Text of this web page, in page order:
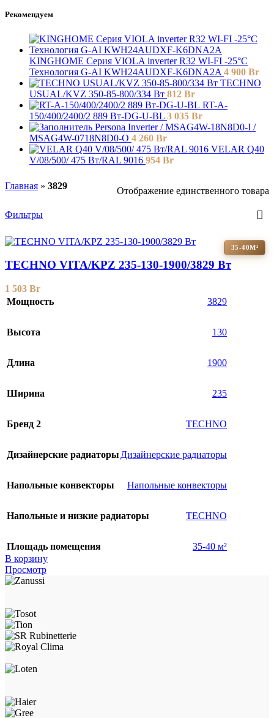
Рекомендуем
KINGHOME Серия VIOLA inverter R32 WI-FI -25°C
Технология G-AI KWH24AUDXF-K6DNA2A 4 900 Br
TECHNO
USUAL/KVZ 350-85-800/334 Вт 812 Br
RT-A-
150/400/2400/2 889 Вт-DG-U-BL 3 035 Br
Persona Inverter / MSAG4W-18N8D0-I /
MSAG4W-0718N8D0-O 4 260 Br
VELAR Q40
V/08/500/ 475 Bт/RAL 9016 954 Br
Главная » 3829 Отображение единственного товара
Фильтры
35-40М²
TECHNO VITA/KPZ 235-130-1900/3829 Вт
1 503 Br
Мощность
3829
Высота 130
Длина 1900
Ширина 235
Бренд 2 TECHNO
Дизайнерские радиаторы Дизайнерские радиаторы
Напольные конвекторы Напольные конвекторы
Напольные и низкие радиаторы TECHNO
Площадь помещения
35-40 м²
В корзину
Просмотр